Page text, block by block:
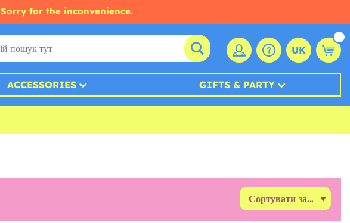
Sorry for the inconvenience.
UK
ACCESSORIES GIFTS & PARTY